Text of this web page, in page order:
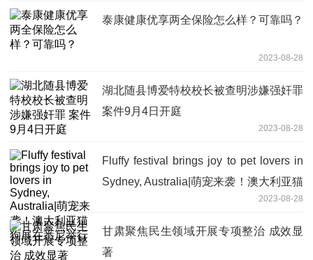
泰康健康优享两全保险怎么样？可靠吗？
2023-08-28
湖北随县博爱特校校长被查明涉嫌强奸罪
案件9月4日开庭
2023-08-28
Fluffy festival brings joy to pet lovers in
Sydney, Australia|萌宠来袭！澳大利亚猫
2023-08-28
甘肃聚焦民生领域开展专项整治 成效显
著